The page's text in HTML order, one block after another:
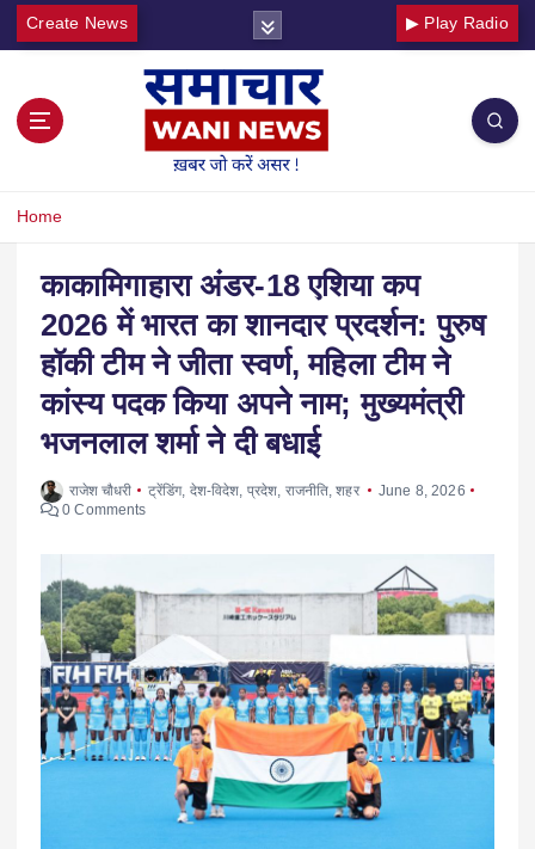
Create News ▶ Play Radio
Home
काकामिगाहारा अंडर-18 एशिया कप
2026 में भारत का शानदार प्रदर्शन: पुरुष
हॉकी टीम ने जीता स्वर्ण, महिला टीम ने
कांस्य पदक किया अपने नाम; मुख्यमंत्री
भजनलाल शर्मा ने दी बधाई
राजेश चौधरी ट्रेंडिंग, देश-विदेश प्रदेश राजनीति ,शहर
June 8, 2026
0 Comments